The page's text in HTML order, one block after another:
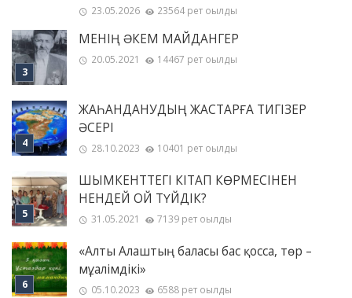
23.05.2026 23564 рет оқылды
МЕНІҢ ƏКЕМ МАЙДАНГЕР
20.05.2021 14467 рет оқылды
ЖАҺАНДАНУДЫҢ ЖАСТАРҒА ТИГІЗЕР
ӘСЕРІ
28.10.2023 10401 рет оқылды
ШЫМКЕНТТЕГІ КІТАП КӨРМЕСІНЕН
НЕНДЕЙ ОЙ ТҮЙДІК?
31.05.2021 7139 рет оқылды
«Алты Алаштың баласы бас қосса, төр –
мұғалімдікі»
05.10.2023 6588 рет оқылды